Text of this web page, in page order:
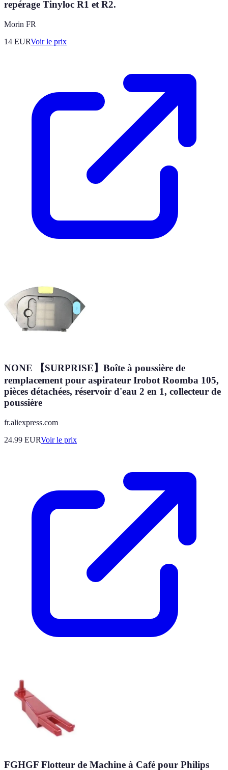
repérage Tinyloc R1 et R2.
Morin FR
14 EURVoir le prix
NONE 【SURPRISE】Boîte à poussière de
remplacement pour aspirateur Irobot Roomba 105,
pièces détachées, réservoir d'eau 2 en 1, collecteur de
poussière
fr.aliexpress.com
24.99 EURVoir le prix
FGHGF Flotteur de Machine à Café pour Philips